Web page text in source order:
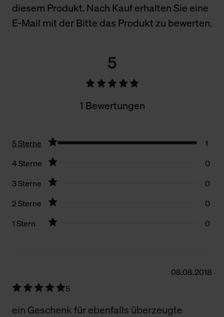
diesem Produkt. Nach Kauf erhalten Sie eine
E-Mail mit der Bitte das Produkt zu bewerten.
5
1 Bewertungen
5 Sterne
1
4 Sterne
0
3 Sterne
0
2 Sterne
0
1 Stern
0
08.08.2018
5
ein Geschenk für ebenfalls überzeugte